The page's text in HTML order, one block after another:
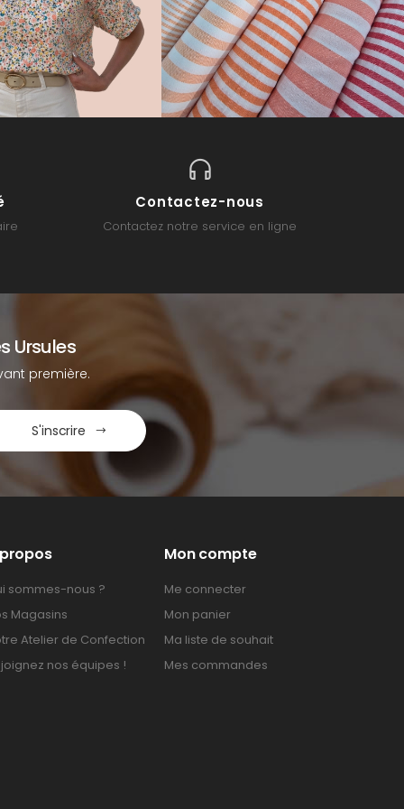
Contactez-nous
Contactez notre service en ligne
Ursules
première.
S'inscrire
sommes-nous ?
Magasins
Atelier de Confection
nos équipes !
Mon compte
Me connecter
Mon panier
Ma liste de souhait
Mes commandes